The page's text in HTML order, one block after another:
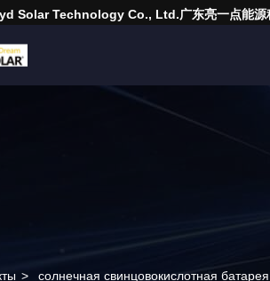
Solar Technology Co., Ltd.广东亮一点能源
> солнечная свинцовокислотная батарея